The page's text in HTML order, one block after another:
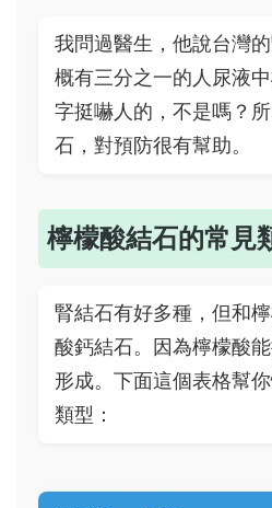
我問過醫生，他說台灣
概有三分之一的人尿液
字挺嚇人的，不是嗎？
石，對預防很有幫助。
檸檬酸結石的常見
腎結石有好多種，但和
酸鈣結石。因為檸檬酸
形成。下面這個表格幫
類型：